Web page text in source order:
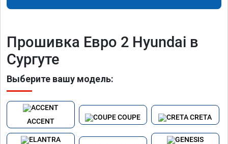
Прошивка Евро 2 Hyundai в
Сургуте
Выберите вашу модель:
ACCENT
COUPE CRETA